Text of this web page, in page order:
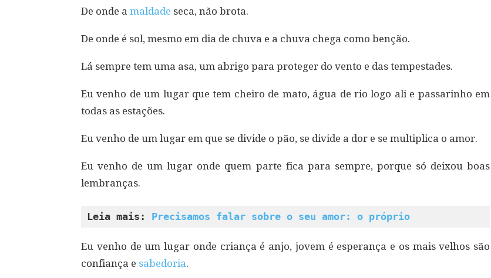
De onde a maldade seca, não brota.
De onde é sol, mesmo em dia de chuva e a chuva chega como benção.
Lá sempre tem uma asa, um abrigo para proteger do vento e das tempestades.
Eu venho de um lugar que tem cheiro de mato, água de rio logo ali e passarinho em
todas as estações.
Eu venho de um lugar em que se divide o pão, se divide a dor e se multiplica o amor.
Eu venho de um lugar onde quem parte fica para sempre, porque só deixou boas
lembranças.
Leia mais: Precisamos falar sobre o seu amor: o próprio
Eu venho de um lugar onde criança é anjo, jovem é esperança e os mais velhos são
confiança e sabedoria.